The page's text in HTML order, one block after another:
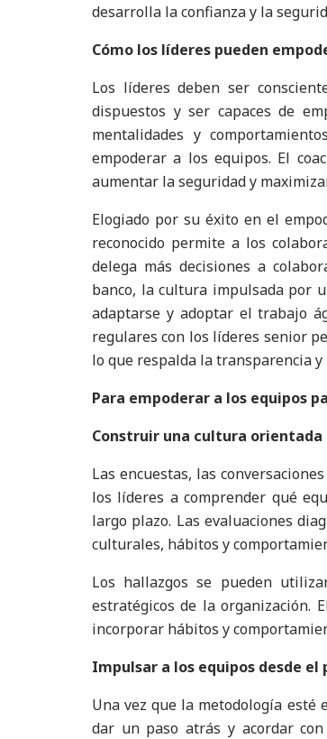
desarrolla la confianza y la
Cómo los líderes pueden
Los líderes deben ser
dispuestos y ser capaces de
mentalidades y
empoderar a los equipos. El
aumentar la seguridad y
Elogiado por su éxito en el
reconocido permite a los
delega más decisiones a
banco, la cultura impulsada por
adaptarse y adoptar el trabajo
regulares con los líderes senior
lo que respalda la transparencia y
Para empoderar a los equipos
Construir una cultura orientada
Las encuestas, las
los líderes a comprender qué
largo plazo. Las evaluaciones
culturales, hábitos y
Los hallazgos se pueden
estratégicos de la organización.
incorporar hábitos y
Impulsar a los equipos desde
Una vez que la metodología
dar un paso atrás y acordar